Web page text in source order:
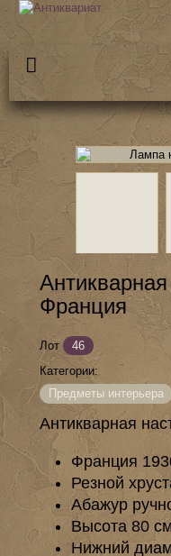
Франция
Лот
46
Категории:
Предметы интерьера
Антикварная
Франция
Резной
Абажур
Высота 80
Нижний